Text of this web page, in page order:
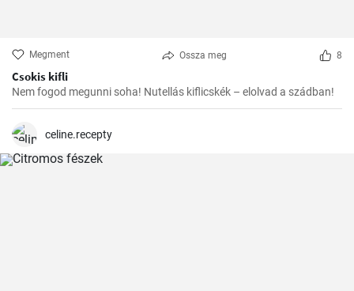
Megment Ossza meg 8
Csokis kifli
Nem fogod megunni soha! Nutellás kiflicskék – elolvad a szádban!
celine.recepty